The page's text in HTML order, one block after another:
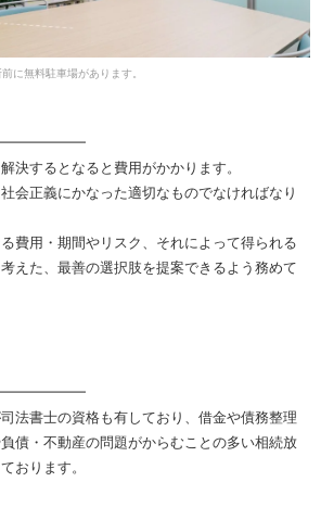
に無料駐車場があります。
決するとなると費用がかかります。
会正義にかなった適切なものでなければなり
費用・期間やリスク、それによって得られる
えた、最善の選択肢を提案できるよう務めて
法書士の資格も有しており、借金や債務整理
債・不動産の問題がからむことの多い相続放
おります。